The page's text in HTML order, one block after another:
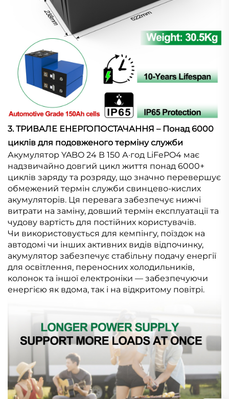
3. ТРИВАЛЕ ЕНЕРГОПОСТАЧАННЯ – Понад 6000
циклів для подовженого терміну служби
Акумулятор YABO 24 В 150 А·год LiFePO4 має
надзвичайно довгий цикл життя понад 6000+
циклів заряду та розряду, що значно перевершує
обмежений термін служби свинцево-кислих
акумуляторів. Ця перевага забезпечує нижчі
витрати на заміну, довший термін експлуатації та
чудову вартість для постійних користувачів.
Чи використовується для кемпінгу, поїздок на
автодомі чи інших активних видів відпочинку,
акумулятор забезпечує стабільну подачу енергії
для освітлення, переносних холодильників,
колонок та іншої електроніки — забезпечуючи
енергією як вдома, так і на відкритому повітрі.